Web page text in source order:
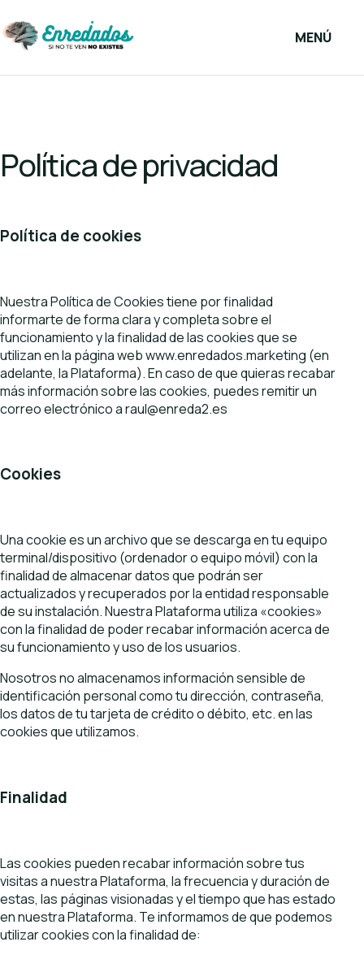
MENÚ
Política de privacidad
Política de cookies
Nuestra Política de Cookies tiene por finalidad
informarte de forma clara y completa sobre el
funcionamiento y la finalidad de las cookies que se
utilizan en la página web www.enredados.marketing (en
adelante, la Plataforma). En caso de que quieras recabar
más información sobre las cookies, puedes remitir un
correo electrónico a raul@enreda2.es
Cookies
Una cookie es un archivo que se descarga en tu equipo
terminal/dispositivo (ordenador o equipo móvil) con la
finalidad de almacenar datos que podrán ser
actualizados y recuperados por la entidad responsable
de su instalación. Nuestra Plataforma utiliza «cookies»
con la finalidad de poder recabar información acerca de
su funcionamiento y uso de los usuarios.
Nosotros no almacenamos información sensible de
identificación personal como tu dirección, contraseña,
los datos de tu tarjeta de crédito o débito, etc. en las
cookies que utilizamos.
Finalidad
Las cookies pueden recabar información sobre tus
visitas a nuestra Plataforma, la frecuencia y duración de
estas, las páginas visionadas y el tiempo que has estado
en nuestra Plataforma. Te informamos de que podemos
utilizar cookies con la finalidad de: